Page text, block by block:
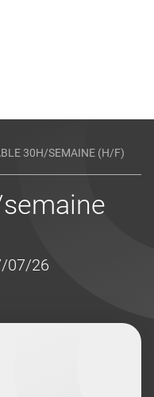
30H/SEMAINE (H/F)
07/26